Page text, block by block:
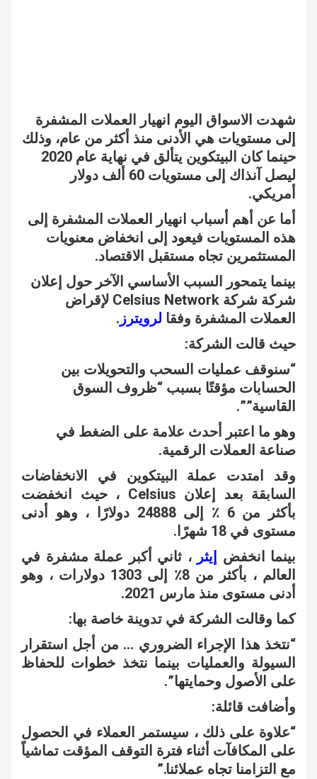
شهدت الاسواق اليوم انهيار العملات المشفرة
إلى مستويات هي الأدنى منذ أكثر من عام، وذلك
حينما كان البيتكوين يتألق في نهاية عام 2020
ليصل آنذاك إلى مستويات 60 ألف دولار
أمريكي.
أما عن أهم أسباب انهيار العملات المشفرة إلى
هذه المستويات فيعود إلى انخفاض معنويات
المستثمرين تجاه مستقبل الاقتصاد.
بينما يتمحور السبب الأساسي الآخر حول إعلان
شركة شركة Celsius Network لإقراض
العملات المشفرة وفقا لرويترز .
حيث قالت الشركة:
“سنوقف عمليات السحب والتحويلات بين
الحسابات مؤقتًا بسبب “ظروف السوق
القاسية””.
وهو ما اعتبر أحدث علامة على الضغط في
صناعة العملات الرقمية.
وقد امتدت عملة البيتكوين في الانخفاضات
السابقة بعد إعلان Celsius ، حيث انخفضت
بأكثر من 6 ٪ إلى 24888 دولارًا ، وهو أدنى
مستوى في 18 شهرًا.
بينما انخفض
إيثر ، ثاني أكبر عملة مشفرة في
العالم ، بأكثر من 8٪ إلى 1303 دولارات ، وهو
أدنى مستوى منذ مارس 2021.
كما وقالت الشركة في تدوينة خاصة بها:
“نتخذ هذا الإجراء الضروري … من أجل استقرار
السيولة والعمليات بينما نتخذ خطوات للحفاظ
على الأصول وحمايتها”.
وأضافت قائلة:
“علاوة على ذلك ، سيستمر العملاء في الحصول
على المكافآت أثناء فترة التوقف المؤقت تماشياً
مع التزامنا تجاه عملائنا.”